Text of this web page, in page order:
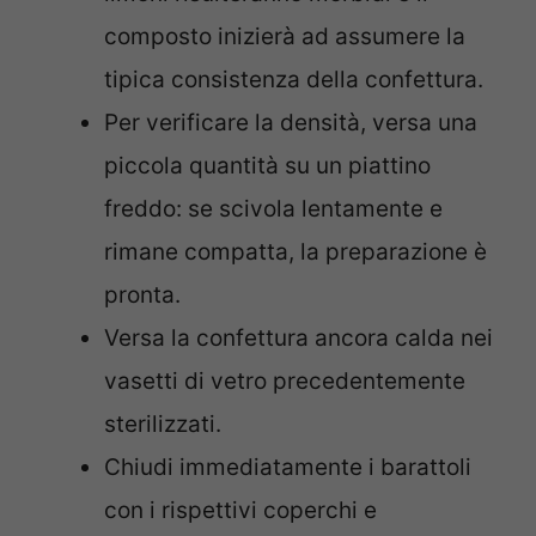
composto inizierà ad assumere la
tipica consistenza della confettura.
Per verificare la densità, versa una
piccola quantità su un piattino
freddo: se scivola lentamente e
rimane compatta, la preparazione è
pronta.
Versa la confettura ancora calda nei
vasetti di vetro precedentemente
sterilizzati.
Chiudi immediatamente i barattoli
con i rispettivi coperchi e